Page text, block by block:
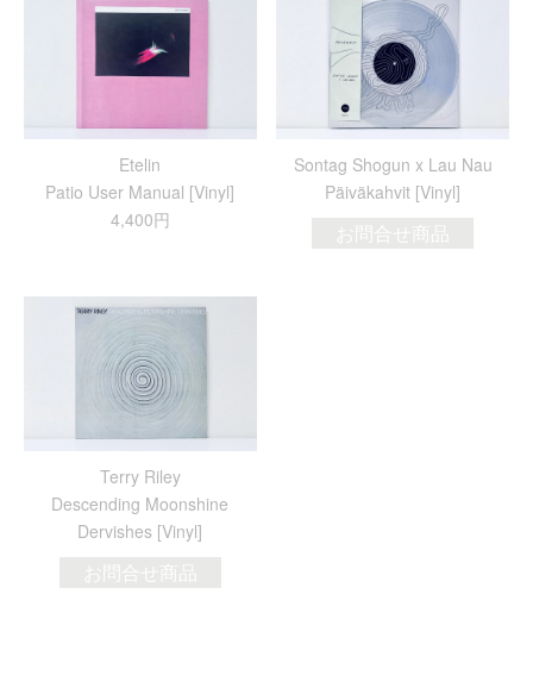
Etelin
Patio User Manual [Vinyl]
4,400円
Sontag Shogun x Lau Nau
Päiväkahvit [Vinyl]
お問合せ商品
Terry Riley
Descending Moonshine
Dervishes [Vinyl]
お問合せ商品